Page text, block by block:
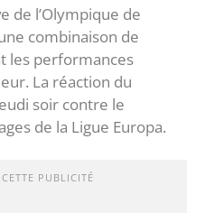
de l’Olympique de
combinaison de
les performances
La réaction du
soir contre le
de la Ligue Europa.
PUBLICITÉ